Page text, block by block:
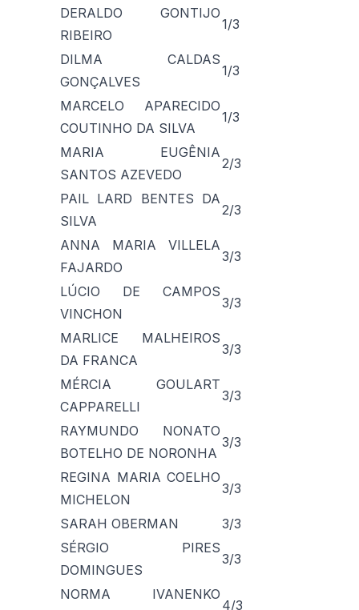
DERALDO GONTIJO
RIBEIRO
1/3
DILMA CALDAS
GONÇALVES
1/3
MARCELO APARECIDO
COUTINHO DA SILVA
1/3
MARIA EUGÊNIA
SANTOS AZEVEDO
2/3
PAIL LARD BENTES DA
SILVA
2/3
ANNA MARIA VILLELA
FAJARDO
3/3
LÚCIO DE CAMPOS
VINCHON
3/3
MARLICE MALHEIROS
DA FRANCA
3/3
MÉRCIA GOULART
CAPPARELLI
3/3
RAYMUNDO NONATO
BOTELHO DE NORONHA
3/3
REGINA MARIA COELHO
MICHELON
3/3
SARAH OBERMAN
3/3
SÉRGIO PIRES
DOMINGUES
3/3
NORMA IVANENKO
4/3